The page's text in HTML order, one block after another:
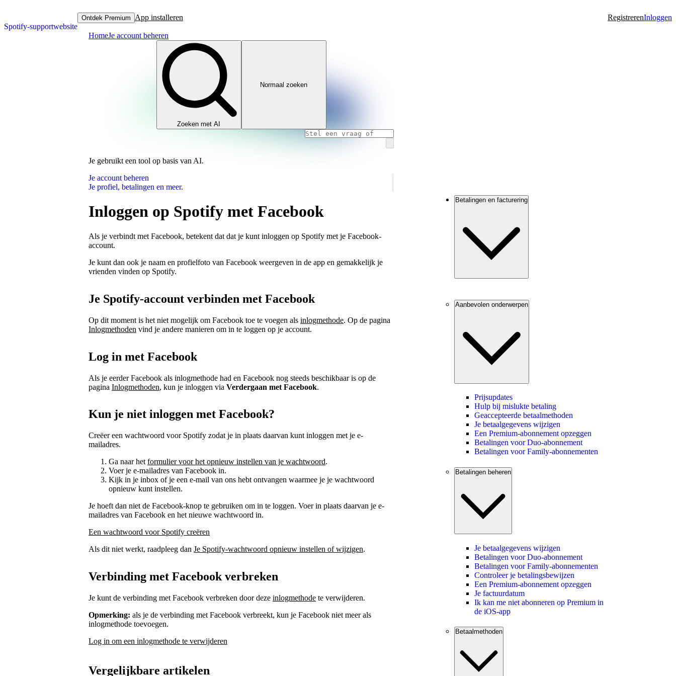
Spotify-supportwebsite
Ontdek Premium App installeren RegistrerenInloggen
HomeJe account beheren
Zoeken met AI
Normaal zoeken
Je gebruikt een tool op basis van AI.
Je account beheren
Je profiel, betalingen en meer.
Inloggen op Spotify met Facebook
Als je verbindt met Facebook, betekent dat dat je kunt inloggen op Spotify met je Facebook-
account.
Je kunt dan ook je naam en profielfoto van Facebook weergeven in de app en gemakkelijk je
vrienden vinden op Spotify.
Je Spotify-account verbinden met Facebook
Op dit moment is het niet mogelijk om Facebook toe te voegen als inlogmethode. Op de pagina
Inlogmethoden vind je andere manieren om in te loggen op je account.
Log in met Facebook
Als je eerder Facebook als inlogmethode had en Facebook nog steeds beschikbaar is op de
pagina Inlogmethoden, kun je inloggen via Verdergaan met Facebook.
Kun je niet inloggen met Facebook?
Creëer een wachtwoord voor Spotify zodat je in plaats daarvan kunt inloggen met je e-
mailadres.
Ga naar het formulier voor het opnieuw instellen van je wachtwoord.
Voer je e-mailadres van Facebook in.
Kijk in je inbox of je een e-mail van ons hebt ontvangen waarmee je je wachtwoord
opnieuw kunt instellen.
Je hoeft dan niet de Facebook-knop te gebruiken om in te loggen. Voer in plaats daarvan je e-
mailadres van Facebook en het nieuwe wachtwoord in.
Een wachtwoord voor Spotify creëren
Als dit niet werkt, raadpleeg dan Je Spotify-wachtwoord opnieuw instellen of wijzigen.
Verbinding met Facebook verbreken
Je kunt de verbinding met Facebook verbreken door deze inlogmethode te verwijderen.
Opmerking: als je de verbinding met Facebook verbreekt, kun je Facebook niet meer als
inlogmethode toevoegen.
Log in om een inlogmethode te verwijderen
Vergelijkbare artikelen
Betalingen en facturering
Aanbevolen onderwerpen
Prijsupdates
Hulp bij mislukte betaling
Geaccepteerde betaalmethoden
Je betaalgegevens wijzigen
Een Premium-abonnement opzeggen
Betalingen voor Duo-abonnement
Betalingen voor Family-abonnementen
Betalingen beheren
Je betaalgegevens wijzigen
Betalingen voor Duo-abonnement
Betalingen voor Family-abonnementen
Controleer je betalingsbewijzen
Een Premium-abonnement opzeggen
Je factuurdatum
Ik kan me niet abonneren op Premium in
de iOS-app
Betaalmethoden